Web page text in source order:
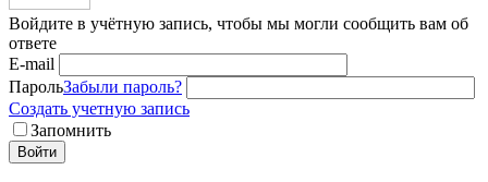
Войдите в учётную запись, чтобы мы могли сообщить вам об
ответе
E-mail
ПарольЗабыли пароль?
Создать учетную запись
Запомнить
Войти